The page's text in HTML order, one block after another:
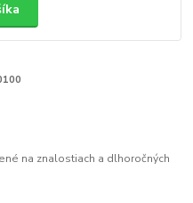
na znalostiach a dlhoročných